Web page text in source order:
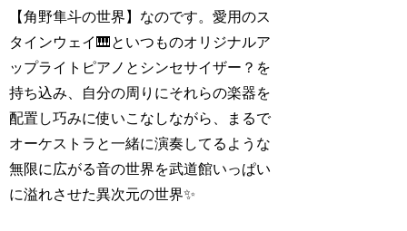
【角野隼斗の世界】なのです。愛用のス
タインウェイ🎹といつものオリジナルア
ップライトピアノとシンセサイザー？を
持ち込み、自分の周りにそれらの楽器を
配置し巧みに使いこなしながら、まるで
オーケストラと一緒に演奏してるような
無限に広がる音の世界を武道館いっぱい
に溢れさせた異次元の世界✨